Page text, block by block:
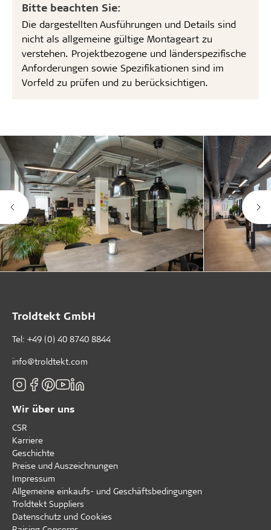
Bitte beachten Sie:
Die dargestellten Ausführungen und Details sind
nicht als allgemeine gültige Montageart zu
verstehen. Projektbezogene und länderspezifische
Anforderungen sowie Spezifikationen sind im
Vorfeld zu prüfen und zu berücksichtigen.
Troldtekt GmbH
Tel: +49 (0) 40 8740 8844
info@troldtekt.com
Wir über uns
CSR
Karriere
Geschichte
Preise und Auszeichnungen
Impressum
Allgemeine einkaufs- und Geschäftsbedingungen
Troldtekt Suppliers
Datenschutz und Cookies